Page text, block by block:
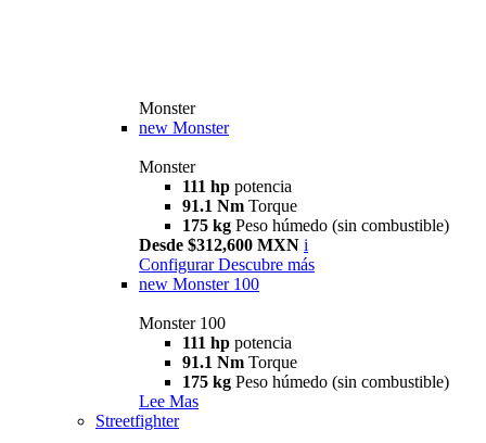
Monster
new Monster
Monster
111 hp potencia
91.1 Nm Torque
175 kg Peso húmedo (sin combustible)
Desde $312,600 MXN i
Configurar Descubre más
new Monster 100
Monster 100
111 hp potencia
91.1 Nm Torque
175 kg Peso húmedo (sin combustible)
Lee Mas
Streetfighter